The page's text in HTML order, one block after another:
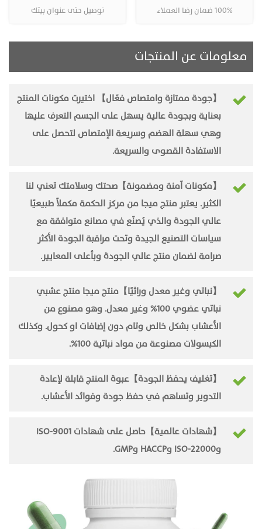
100% ضمان رضا العملاء توصيل حتى عنوان بيتك
معلومات عن المنتجات
【جودة ممتازة وامتصاص فعّال】 اختيرت مكونات المنتج
بعناية وبجودة عالية يسهل على الجسم التعرف عليها
وهي سهلة الهضم وسريعة الإمتصاص لتحصل على
الاستفادة القصوى والسريعة.
【مكونات آمنة ومضمونة】صحتك وسلامتك تعني لنا
الكثير. يعتبر منتج ميجا من مركز الحكمة مكملاً طبيعيًا
عالي الجودة والذي يُصنّع في مصانع متوافقة مع
سياسات التصنيع الجيدة وتحت مراقبة الجودة الأكثر
صرامة لضمان منتج عالي الجودة وبأعلى المعايير.
【نباتي وغير معدل وراثيًا】منتج ميجا منتج عشبي
نباتي عضوي 100% وغير معدل. وهو مصنوع من
الأعشاب بشكل خالص وتام دون إضافات او كحول. وكذلك
الكبسولات مصنوعة من مواد نباتية 100%.
【تغليف يحفظ الجودة】عبوة المنتج قابلة لإعادة
التدوير وتساهم في حفظ جودة وفوائد الأعشاب.
【شهادات عالمية】حاصل على شهادات ISO-9001
وISO-22000 وHACCP وGMP.